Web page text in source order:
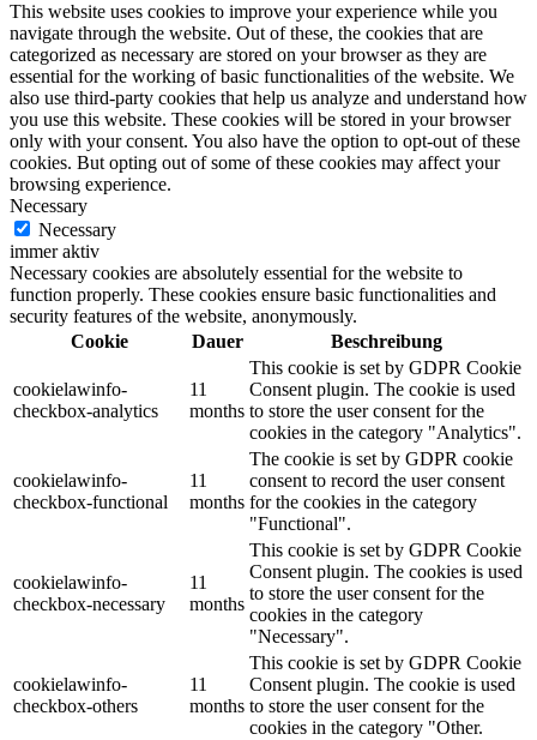
This website uses cookies to improve your experience while you
navigate through the website. Out of these, the cookies that are
categorized as necessary are stored on your browser as they are
essential for the working of basic functionalities of the website. We
also use third-party cookies that help us analyze and understand how
you use this website. These cookies will be stored in your browser
only with your consent. You also have the option to opt-out of these
cookies. But opting out of some of these cookies may affect your
browsing experience.
Necessary
Necessary
immer aktiv
Necessary cookies are absolutely essential for the website to
function properly. These cookies ensure basic functionalities and
security features of the website, anonymously.
Cookie
Dauer Beschreibung
cookielawinfo-
checkbox-analytics
11
months
This cookie is set by GDPR Cookie
Consent plugin. The cookie is used
to store the user consent for the
cookies in the category "Analytics".
cookielawinfo-
checkbox-functional
11
months
The cookie is set by GDPR cookie
consent to record the user consent
for the cookies in the category
"Functional".
cookielawinfo-
checkbox-necessary
11
months
This cookie is set by GDPR Cookie
Consent plugin. The cookies is used
to store the user consent for the
cookies in the category
"Necessary".
cookielawinfo-
checkbox-others
11
months
This cookie is set by GDPR Cookie
Consent plugin. The cookie is used
to store the user consent for the
cookies in the category "Other.